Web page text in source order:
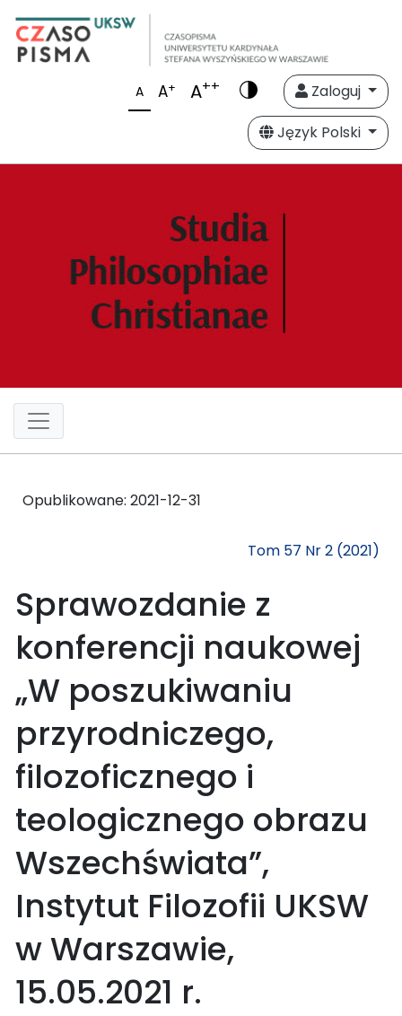
A A+ A++
Zaloguj
Język Polski
Opublikowane: 2021-12-31
Tom 57 Nr 2 (2021)
Sprawozdanie z
konferencji naukowej
„W poszukiwaniu
przyrodniczego,
filozoficznego i
teologicznego obrazu
Wszechświata”,
Instytut Filozofii UKSW
w Warszawie,
15.05.2021 r.